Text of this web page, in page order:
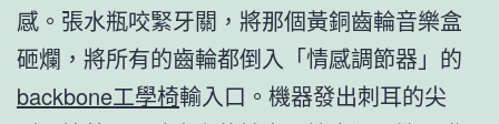
感。張水瓶咬緊牙關，將那個黃銅齒輪音樂盒
砸爛，將所有的齒輪都倒入「情感調節器」的
backbone工學椅輸入口。機器發出刺耳的尖